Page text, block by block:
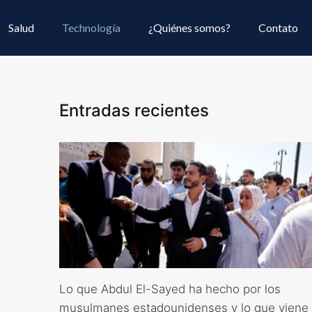
Salud Technología ¿Quiénes somos? Contato
Entradas recientes
Lo que Abdul El-Sayed ha hecho por los
musulmanes estadounidenses y lo que viene